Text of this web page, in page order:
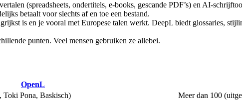
(spreadsheets, ondertitels, e-books, gescande PDF’s) en AI-
betaalt voor slechts af en toe een bestand.
is en je vooral met Europese talen werkt. DeepL biedt glossaries,
punten. Veel mensen gebruiken ze allebei.
OpenL
Toki Pona, Baskisch)
Meer dan 100